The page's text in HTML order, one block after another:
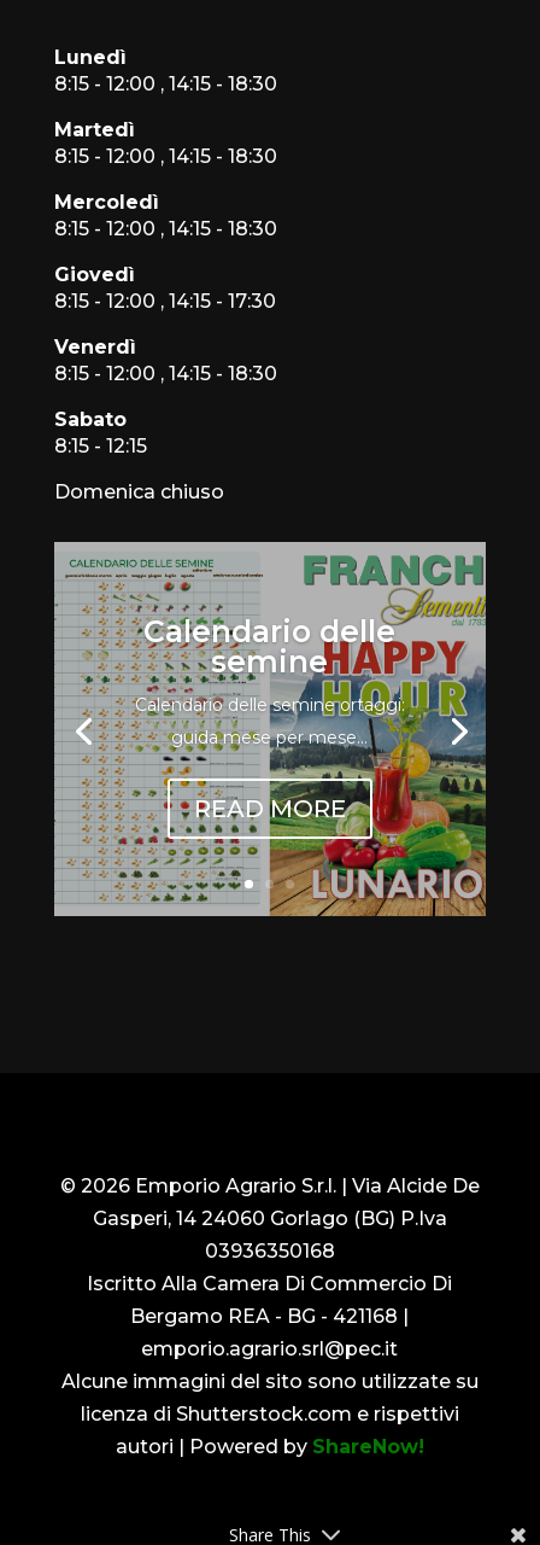
Lunedì
8:15 - 12:00 , 14:15 - 18:30
Martedì
8:15 - 12:00 , 14:15 - 18:30
Mercoledì
8:15 - 12:00 , 14:15 - 18:30
Giovedì
8:15 - 12:00 , 14:15 - 17:30
Venerdì
8:15 - 12:00 , 14:15 - 18:30
Sabato
8:15 - 12:15
Domenica chiuso
Calendario delle
semine
Calendario delle semine ortaggi:
guida mese per mese...
READ MORE
© 2026 Emporio Agrario S.r.l. | Via Alcide De
Gasperi, 14 24060 Gorlago (BG) P.Iva
03936350168
Iscritto Alla Camera Di Commercio Di
Bergamo REA - BG - 421168 |
emporio.agrario.srl@pec.it
Alcune immagini del sito sono utilizzate su
licenza di Shutterstock.com e rispettivi
autori | Powered by ShareNow!
Share This